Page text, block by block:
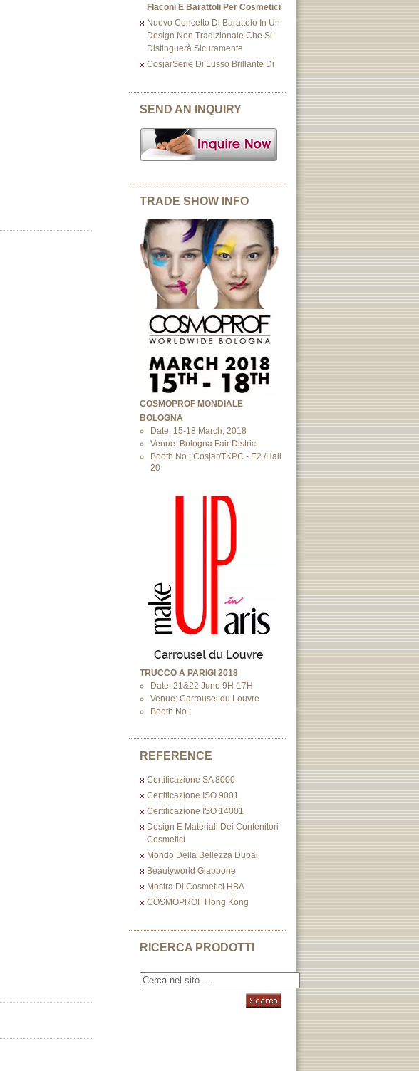
Flaconi E Barattoli Per Cosmetici
Nuovo Concetto Di Barattolo In Un
Design Non Tradizionale Che Si
Distinguerà Sicuramente
CosjarSerie Di Lusso Brillante Di
SEND AN INQUIRY
TRADE SHOW INFO
COSMOPROF MONDIALE
BOLOGNA
Date: 15-18 March, 2018
Venue: Bologna Fair District
Booth No.: Cosjar/TKPC - E2 /Hall
20
TRUCCO A PARIGI 2018
Date: 21&22 June 9H-17H
Venue: Carrousel du Louvre
Booth No.:
REFERENCE
Certificazione SA 8000
Certificazione ISO 9001
Certificazione ISO 14001
Design E Materiali Dei Contenitori
Cosmetici
Mondo Della Bellezza Dubai
Beautyworld Giappone
Mostra Di Cosmetici HBA
COSMOPROF Hong Kong
RICERCA PRODOTTI